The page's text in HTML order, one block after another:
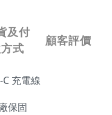
及付
式
顧客評價
充電線
保固